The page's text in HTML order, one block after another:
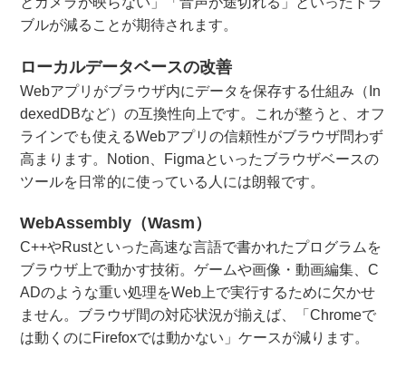
ブルが減ることが期待されます。
ローカルデータベースの改善
Webアプリがブラウザ内にデータを保存する仕組み（In
dexedDBなど）の互換性向上です。これが整うと、オフ
ラインでも使えるWebアプリの信頼性がブラウザ問わず
高まります。Notion、Figmaといったブラウザベースの
ツールを日常的に使っている人には朗報です。
WebAssembly（Wasm）
C++やRustといった高速な言語で書かれたプログラムを
ブラウザ上で動かす技術。ゲームや画像・動画編集、C
ADのような重い処理をWeb上で実行するために欠かせ
ません。ブラウザ間の対応状況が揃えば、「Chromeで
は動くのにFirefoxでは動かない」ケースが減ります。